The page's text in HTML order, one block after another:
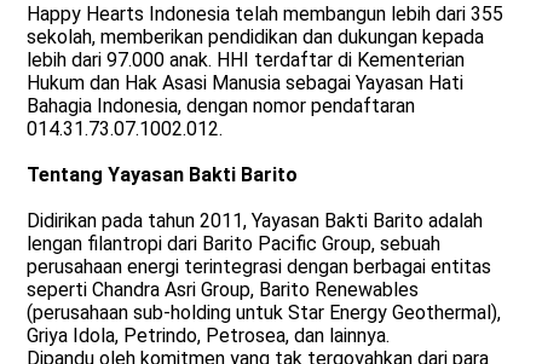
Happy Hearts Indonesia telah membangun lebih dari 355
sekolah, memberikan pendidikan dan dukungan kepada
lebih dari 97.000 anak. HHI terdaftar di Kementerian
Hukum dan Hak Asasi Manusia sebagai Yayasan Hati
Bahagia Indonesia, dengan nomor pendaftaran
014.31.73.07.1002.012.
Tentang Yayasan Bakti Barito
Didirikan pada tahun 2011, Yayasan Bakti Barito adalah
lengan filantropi dari Barito Pacific Group, sebuah
perusahaan energi terintegrasi dengan berbagai entitas
seperti Chandra Asri Group, Barito Renewables
(perusahaan sub-holding untuk Star Energy Geothermal),
Griya Idola, Petrindo, Petrosea, dan lainnya.
Dipandu oleh komitmen yang tak tergoyahkan dari para